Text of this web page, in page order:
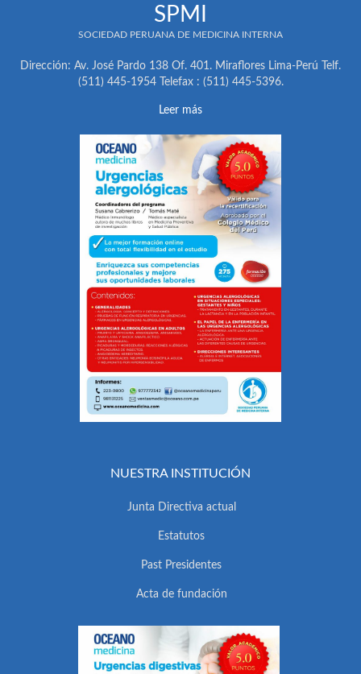
SPMI
SOCIEDAD PERUANA DE MEDICINA INTERNA
Dirección: Av. José Pardo 138 Of. 401. Miraflores Lima-Perú Telf.
(511) 445-1954 Telefax : (511) 445-5396.
Leer más
NUESTRA INSTITUCIÓN
Junta Directiva actual
Estatutos
Past Presidentes
Acta de fundación